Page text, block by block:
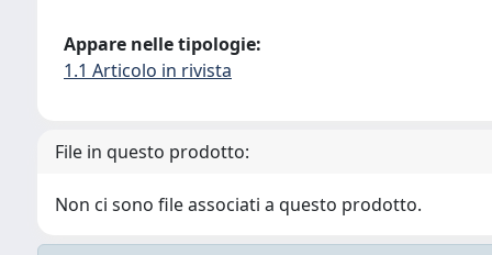
Appare nelle tipologie:
1.1 Articolo in rivista
File in questo prodotto:
Non ci sono file associati a questo prodotto.